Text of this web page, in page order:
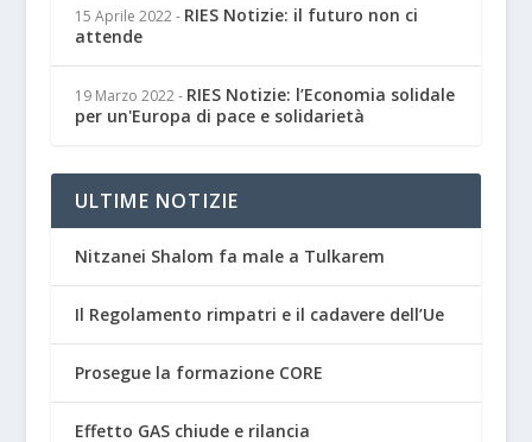
15 Aprile 2022 - RIES Notizie: il futuro non ci
attende
19 Marzo 2022 - RIES Notizie: l’Economia solidale
per un'Europa di pace e solidarietà
ULTIME NOTIZIE
Nitzanei Shalom fa male a Tulkarem
Il Regolamento rimpatri e il cadavere dell’Ue
Prosegue la formazione CORE
Effetto GAS chiude e rilancia